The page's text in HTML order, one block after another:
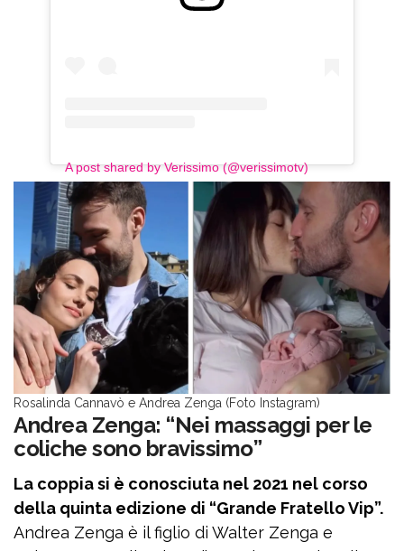
A post shared by Verissimo (@verissimotv)
Rosalinda Cannavò e Andrea Zenga (Foto Instagram)
Andrea Zenga: “Nei massaggi per le
coliche sono bravissimo”
La coppia si è conosciuta nel 2021 nel corso
della quinta edizione di “Grande Fratello Vip”.
Andrea Zenga è il figlio di Walter Zenga e